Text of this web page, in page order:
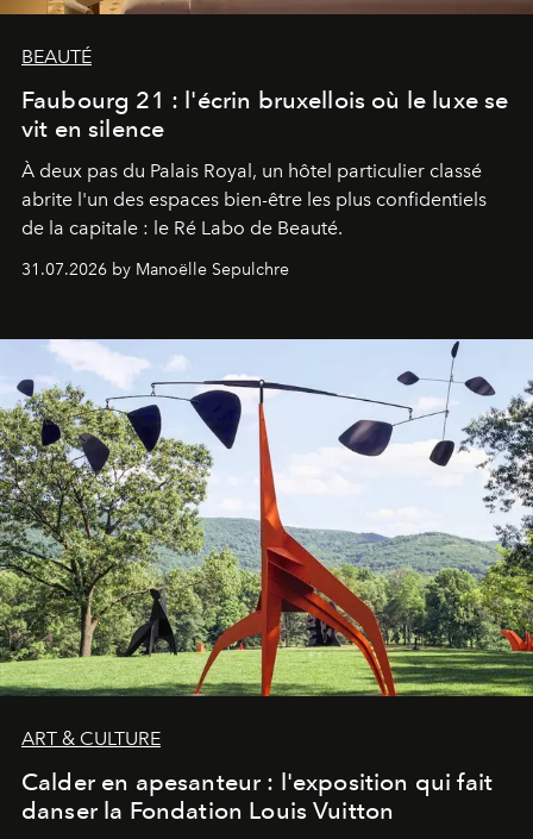
BEAUTÉ
Faubourg 21 : l'écrin bruxellois où le luxe se
vit en silence
À deux pas du Palais Royal, un hôtel particulier classé
abrite l'un des espaces bien-être les plus confidentiels
de la capitale : le Ré Labo de Beauté.
31.07.2026 by Manoëlle Sepulchre
ART & CULTURE
Calder en apesanteur : l'exposition qui fait
danser la Fondation Louis Vuitton